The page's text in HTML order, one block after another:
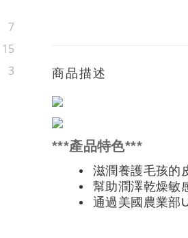
7
15
3 商品描述
***產品特色***
滋潤養護毛孩的
幫助潤澤乾燥敏
通過美國農業部